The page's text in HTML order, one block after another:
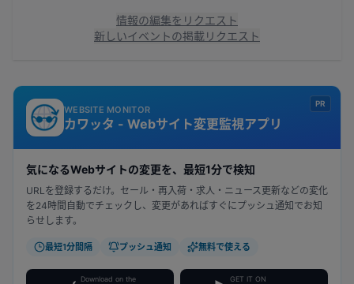
情報の編集をリクエスト
新しいイベントの掲載リクエスト
PR
WEBSITE MONITOR
カワッタ - Webサイト変更監視アプリ
気になるWebサイトの変更を、最短1分で検知
URLを登録するだけ。セール・再入荷・求人・ニュース更新などの変化
を24時間自動でチェックし、変更があればすぐにプッシュ通知でお知
らせします。
最短1分間隔 プッシュ通知 無料で使える
Download on the GET IT ON